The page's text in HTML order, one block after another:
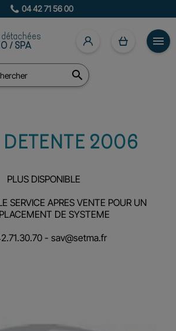
04 42 71 56 00

/ SPA

DETENTE 2006
PLUS DISPONIBLE
SERVICE APRES VENTE POUR UN
DE SYSTEME
- sav@setma.fr